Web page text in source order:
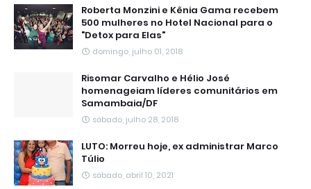
Roberta Monzini e Kênia Gama recebem
500 mulheres no Hotel Nacional para o
"Detox para Elas"
domingo, julho 01, 2018
Risomar Carvalho e Hélio José
homenageiam líderes comunitários em
Samambaia/DF
sábado, julho 28, 2018
LUTO: Morreu hoje, ex administrar Marco
Túlio
sábado, abril 10, 2021